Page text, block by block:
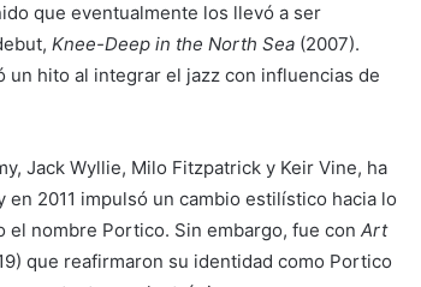
que eventualmente los llevó a ser
Knee-Deep in the North Sea (2007).
un hito al integrar el jazz con influencias de
Jack Wyllie, Milo Fitzpatrick y Keir Vine, ha
2011 impulsó un cambio estilístico hacia lo
el nombre Portico. Sin embargo, fue con Art
que reafirmaron su identidad como Portico